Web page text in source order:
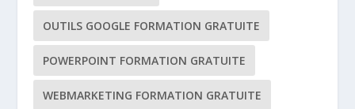
OUTILS GOOGLE FORMATION GRATUITE
POWERPOINT FORMATION GRATUITE
WEBMARKETING FORMATION GRATUITE